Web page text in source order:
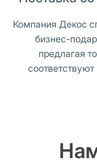
Компания Декос
бизнес-
предлагая